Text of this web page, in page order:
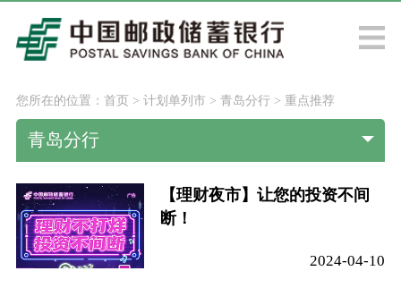
您所在的位置： 首页> 计划单列市 > 青岛分行> 重点推荐
青岛分行
【理财夜市】让您的投资不间
断！
2024-04-10